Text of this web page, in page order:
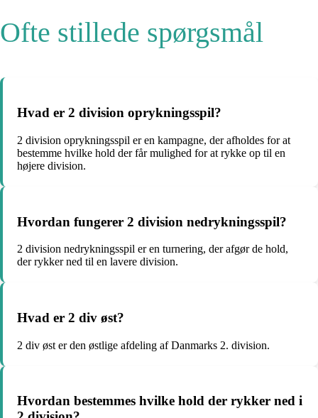
Ofte stillede spørgsmål
Hvad er 2 division oprykningsspil?
2 division oprykningsspil er en kampagne, der afholdes for at
bestemme hvilke hold der får mulighed for at rykke op til en
højere division.
Hvordan fungerer 2 division nedrykningsspil?
2 division nedrykningsspil er en turnering, der afgør de hold,
der rykker ned til en lavere division.
Hvad er 2 div øst?
2 div øst er den østlige afdeling af Danmarks 2. division.
Hvordan bestemmes hvilke hold der rykker ned i